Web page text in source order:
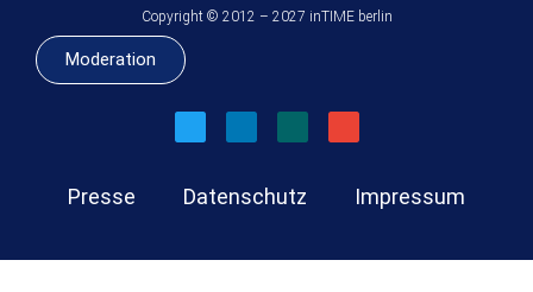
Copyright © 2012 – 2027 inTIME berlin
Moderation
Presse Datenschutz Impressum